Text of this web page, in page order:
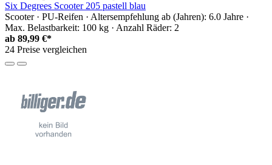
Six Degrees Scooter 205 pastell blau
Scooter · PU-Reifen · Altersempfehlung ab (Jahren): 6.0 Jahre ·
Max. Belastbarkeit: 100 kg · Anzahl Räder: 2
ab 89,99 €*
24 Preise vergleichen